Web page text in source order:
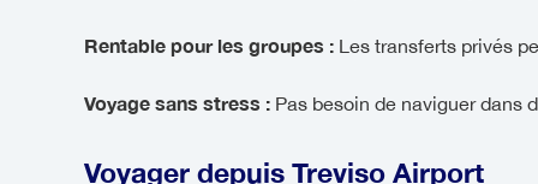
Rentable pour les groupes :Les transferts privés
Voyage sans stress :Pas besoin de naviguer dans
Voyager depuis Treviso Airport